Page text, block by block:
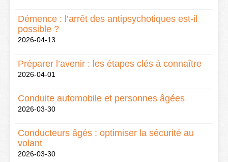
Démence : l’arrêt des antipsychotiques est-il
possible ?
2026-04-13
Préparer l’avenir : les étapes clés à connaître
2026-04-01
Conduite automobile et personnes âgées
2026-03-30
Conducteurs âgés : optimiser la sécurité au
volant
2026-03-30